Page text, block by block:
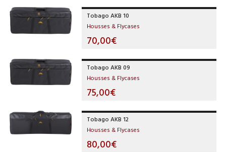
Tobago AKB 10
Housses & Flycases
70,00€
Tobago AKB 09
Housses & Flycases
75,00€
Tobago AKB 12
Housses & Flycases
80,00€